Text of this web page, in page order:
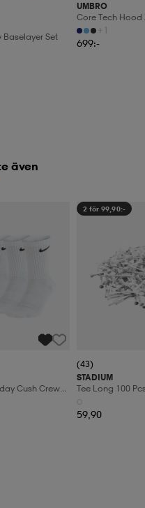
Baselayer Set
UMBRO
Core Tech Hood
+1
699:-
även
Cush Crew
2 för 99,90:-
(43)
STADIUM
Tee Long 100
59,90